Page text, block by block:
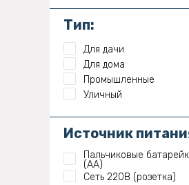
Тип:
Для дачи
Для дома
Промышленные
Уличный
Источник
Пальчиковые
(АА)
Сеть 220В (розетка)